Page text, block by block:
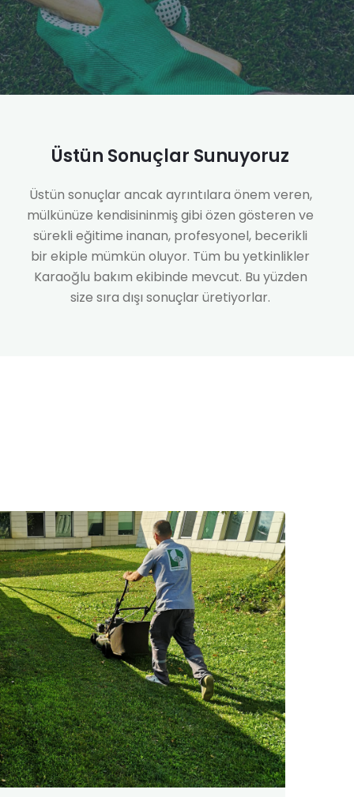
Üstün Sonuçlar Sunuyoruz
Üstün sonuçlar ancak ayrıntılara önem veren,
mülkünüze kendisininmiş gibi özen gösteren ve
sürekli eğitime inanan, profesyonel, becerikli
bir ekiple mümkün oluyor. Tüm bu yetkinlikler
Karaoğlu bakım ekibinde mevcut. Bu yüzden
size sıra dışı sonuçlar üretiyorlar.